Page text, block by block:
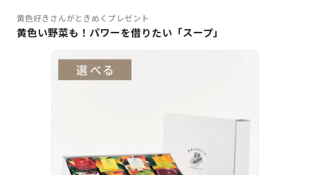
黄色好きさんがときめくプレゼント
黄色い野菜も！パワーを借りたい「スープ」